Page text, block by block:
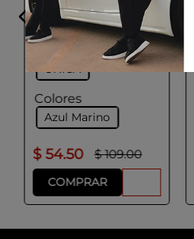
BILLETERA DONNA
Talla
UNICA
Colores
Azul Marino
$ 54.50 $ 109.00
COMPRAR